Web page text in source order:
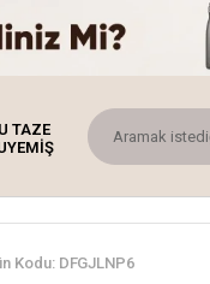
TAZE
Kodu: DFGJLNP6